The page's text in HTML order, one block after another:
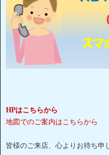
HPはこちらから
地図でのご案内はこちらから
皆様のご来店、心よりお待ち申